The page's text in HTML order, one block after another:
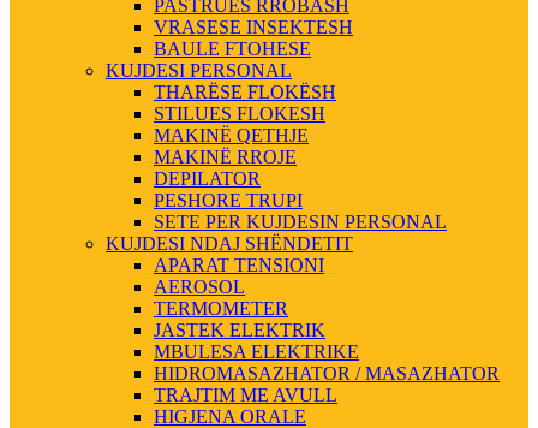
PASTRUES RROBASH
VRASESE INSEKTESH
BAULE FTOHESE
KUJDESI PERSONAL
THARËSE FLOKËSH
STILUES FLOKESH
MAKINË QETHJE
MAKINË RROJE
DEPILATOR
PESHORE TRUPI
SETE PER KUJDESIN PERSONAL
KUJDESI NDAJ SHËNDETIT
APARAT TENSIONI
AEROSOL
TERMOMETER
JASTEK ELEKTRIK
MBULESA ELEKTRIKE
HIDROMASAZHATOR / MASAZHATOR
TRAJTIM ME AVULL
HIGJENA ORALE